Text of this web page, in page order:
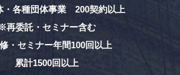
・各種団体事業 200契約以上
再委託・セミナー含む
・セミナー年間100回以上
累計1500回以上